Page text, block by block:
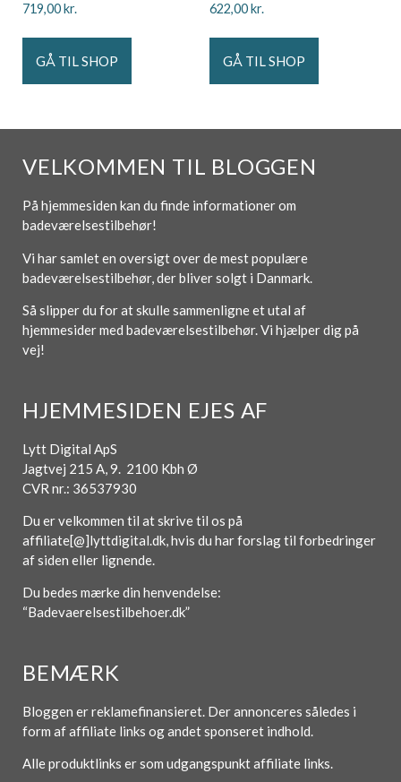
719,00kr.
GÅ TIL SHOP
622,00kr.
GÅ TIL SHOP
VELKOMMEN TIL BLOGGEN
På hjemmesiden kan du finde informationer om
badeværelsestilbehør!
Vi har samlet en oversigt over de mest populære
badeværelsestilbehør, der bliver solgt i Danmark.
Så slipper du for at skulle sammenligne et utal af
hjemmesider med badeværelsestilbehør. Vi hjælper dig på
vej!
HJEMMESIDEN EJES AF
Lytt Digital ApS
Jagtvej 215 A, 9. 2100 Kbh Ø
CVR nr.: 36537930
Du er velkommen til at skrive til os på
affiliate[@]lyttdigital.dk, hvis du har forslag til forbedringer
af siden eller lignende.
Du bedes mærke din henvendelse:
“Badevaerelsestilbehoer.dk”
BEMÆRK
Bloggen er reklamefinansieret. Der annonceres således i
form af affiliate links og andet sponseret indhold.
Alle produktlinks er som udgangspunkt affiliate links.